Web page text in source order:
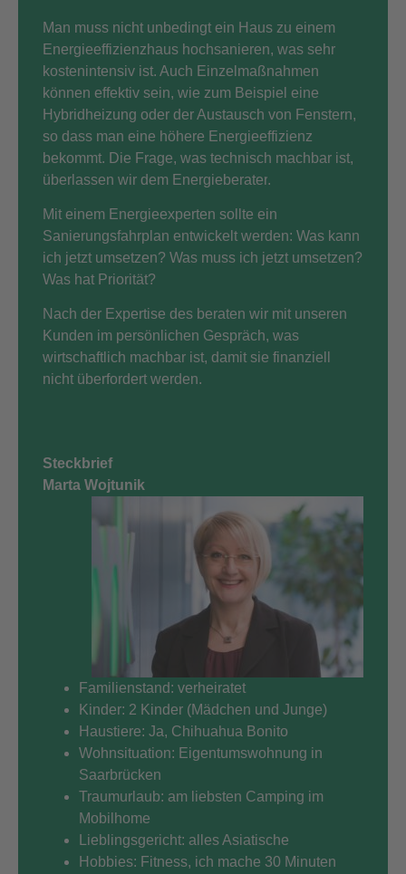
Man muss nicht unbedingt ein Haus zu einem
Energieeffizienzhaus hochsanieren, was sehr
kostenintensiv ist. Auch Einzelmaßnahmen
können effektiv sein, wie zum Beispiel eine
Hybridheizung oder der Austausch von Fenstern,
so dass man eine höhere Energieeffizienz
bekommt. Die Frage, was technisch machbar ist,
überlassen wir dem Energieberater.
Mit einem Energieexperten sollte ein
Sanierungsfahrplan entwickelt werden: Was kann
ich jetzt umsetzen? Was muss ich jetzt umsetzen?
Was hat Priorität?
Nach der Expertise des beraten wir mit unseren
Kunden im persönlichen Gespräch, was
wirtschaftlich machbar ist, damit sie finanziell
nicht überfordert werden.
Steckbrief
Marta Wojtunik
Familienstand: verheiratet
Kinder: 2 Kinder (Mädchen und Junge)
Haustiere: Ja, Chihuahua Bonito
Wohnsituation: Eigentumswohnung in
Saarbrücken
Traumurlaub: am liebsten Camping im
Mobilhome
Lieblingsgericht: alles Asiatische
Hobbies: Fitness, ich mache 30 Minuten